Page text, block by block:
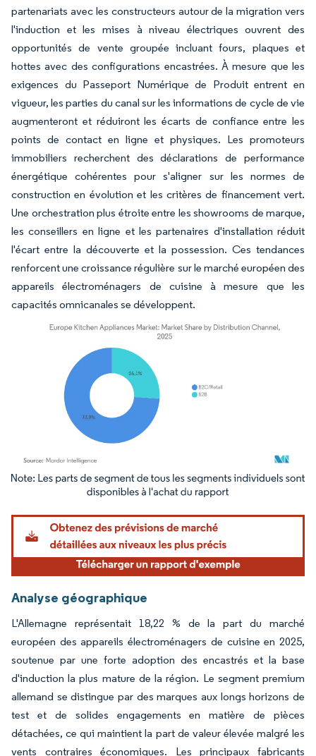
partenariats avec les constructeurs autour de la migration vers
l'induction et les mises à niveau électriques ouvrent des
opportunités de vente groupée incluant fours, plaques et
hottes avec des configurations encastrées. À mesure que les
exigences du Passeport Numérique de Produit entrent en
vigueur, les parties du canal sur les informations de cycle de vie
augmenteront et réduiront les écarts de confiance entre les
points de contact en ligne et physiques. Les promoteurs
immobiliers recherchent des déclarations de performance
énergétique cohérentes pour s'aligner sur les normes de
construction en évolution et les critères de financement vert.
Une orchestration plus étroite entre les showrooms de marque,
les conseillers en ligne et les partenaires d'installation réduit
l'écart entre la découverte et la possession. Ces tendances
renforcent une croissance régulière sur le marché européen des
appareils électroménagers de cuisine à mesure que les
capacités omnicanales se développent.
Image © Mordor Intelligence. La réutilisation nécessite une attribution sous CC BY
Analyse géographique
L'Allemagne représentait 18,22 % de la part du marché
européen des appareils électroménagers de cuisine en 2025,
soutenue par une forte adoption des encastrés et la base
d'induction la plus mature de la région. Le segment premium
allemand se distingue par des marques aux longs horizons de
test et de solides engagements en matière de pièces
détachées, ce qui maintient la part de valeur élevée malgré les
vents contraires économiques. Les principaux fabricants